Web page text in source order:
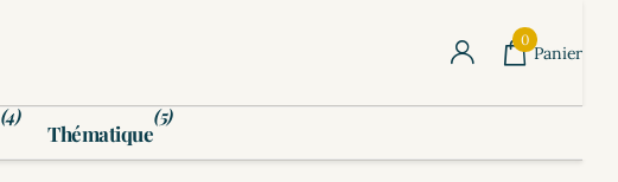
0
Panier
(4)
Thématique
(5)